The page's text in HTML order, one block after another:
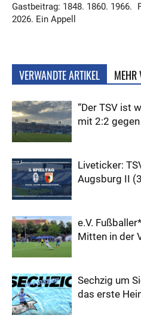
Gastbeitrag: 1848. 1860. 1966.
2026. Ein Appell
VERWANDTE ARTIKEL MEHR
“Der TSV ist
mit 2:2
Liveticker:
Augsburg II
e.V.
Mitten in der
Sechzig um
das erste